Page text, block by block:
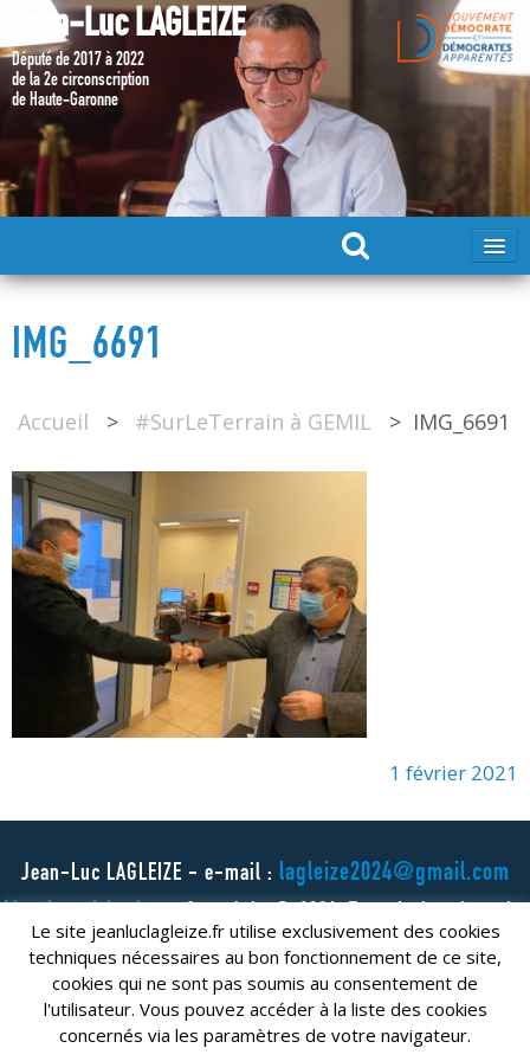
Jean-Luc LAGLEIZE
Député de 2017 à 2022
de la 2e circonscription
de Haute-Garonne
MA CANDIDATURE 2024
MES ACTIONS 2017 – 2022
IMG_6691
Accueil > #SurLeTerrain à GEMIL > IMG_6691
1 février 2021
Jean-Luc LAGLEIZE - e-mail : lagleize2024@gmail.com
Le site jeanluclagleize.fr utilise exclusivement des cookies
techniques nécessaires au bon fonctionnement de ce site,
cookies qui ne sont pas soumis au consentement de
l'utilisateur. Vous pouvez accéder à la liste des cookies
concernés via les paramètres de votre navigateur.